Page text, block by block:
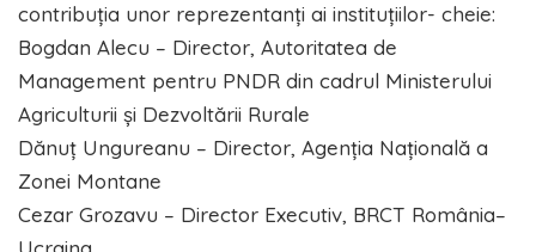
contribuția unor reprezentanți ai instituțiilor- cheie:
Bogdan Alecu – Director, Autoritatea de
Management pentru PNDR din cadrul Ministerului
Agriculturii și Dezvoltării Rurale
Dănuț Ungureanu – Director, Agenția Națională a
Zonei Montane
Cezar Grozavu – Director Executiv, BRCT România–